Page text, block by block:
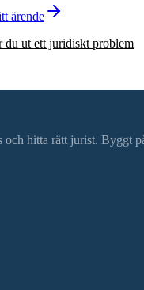
ärende
du ut ett juridiskt problem
hitta rätt jurist. Byggt